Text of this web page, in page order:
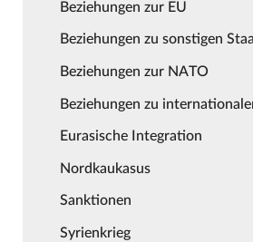
Beziehungen zur EU
Beziehungen zu sonstigen
Beziehungen zur NATO
Beziehungen zu
Eurasische Integration
Nordkaukasus
Sanktionen
Syrienkrieg